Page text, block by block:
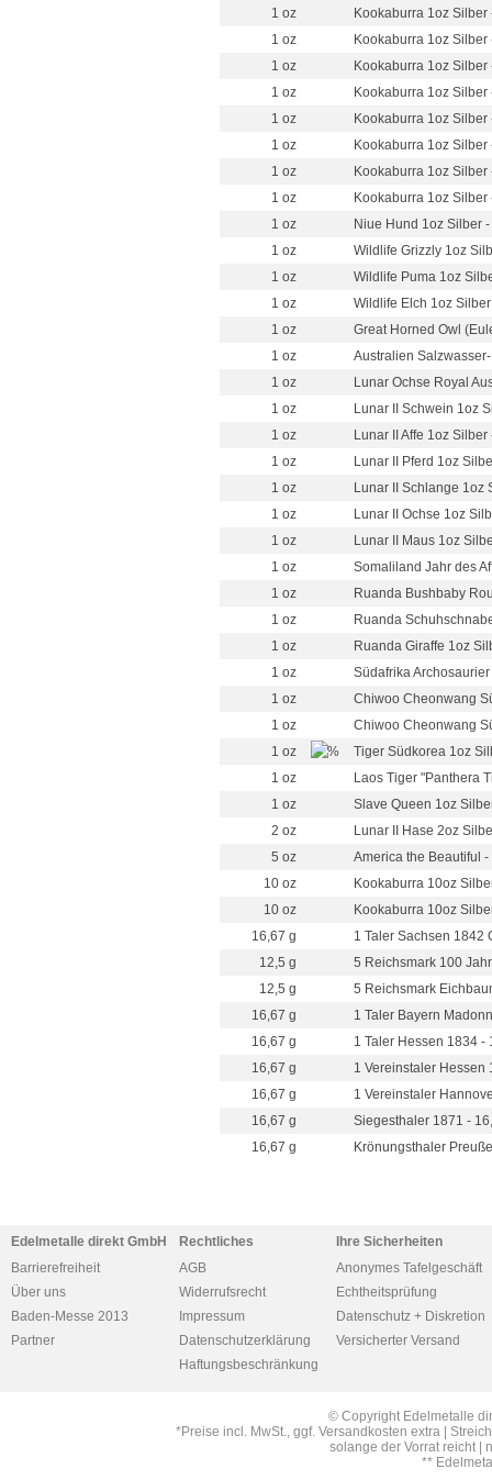
1 oz
Kookaburra 1oz Silber
1 oz
Kookaburra 1oz Silber
1 oz
Kookaburra 1oz Silber
1 oz
Kookaburra 1oz Silber
1 oz
Kookaburra 1oz Silber
1 oz
Kookaburra 1oz Silber
1 oz
Kookaburra 1oz Silber
1 oz
Kookaburra 1oz Silber
1 oz
Niue Hund 1oz Silber
1 oz
Wildlife Grizzly 1oz
1 oz
Wildlife Puma 1oz
1 oz
Wildlife Elch 1oz
1 oz
Great Horned Owl
1 oz
Australien
1 oz
Lunar Ochse Royal
1 oz
Lunar II Schwein 1oz
1 oz
Lunar II Affe 1oz Silber
1 oz
Lunar II Pferd 1oz
1 oz
Lunar II Schlange 1oz
1 oz
Lunar II Ochse 1oz
1 oz
Lunar II Maus 1oz
1 oz
Somaliland Jahr des
1 oz
Ruanda Bushbaby
1 oz
Ruanda
1 oz
Ruanda Giraffe 1oz
1 oz
Südafrika
1 oz
Chiwoo Cheonwang
1 oz
Chiwoo Cheonwang
1 oz
Tiger Südkorea 1oz
1 oz
Laos Tiger "Panthera
1 oz
Slave Queen 1oz
2 oz
Lunar II Hase 2oz
5 oz
America the Beautiful
10 oz
Kookaburra 10oz
10 oz
Kookaburra 10oz
16,67 g
1 Taler Sachsen 1842
12,5 g
5 Reichsmark 100
12,5 g
5 Reichsmark
16,67 g
1 Taler Bayern
16,67 g
1 Taler Hessen 1834 -
16,67 g
1 Vereinstaler Hessen
16,67 g
1 Vereinstaler
16,67 g
Siegesthaler 1871 -
16,67 g
Krönungsthaler
Edelmetalle direkt GmbH
Barrierefreiheit
Über uns
Baden-Messe 2013
Partner
Rechtliches
AGB
Widerrufsrecht
Impressum
Datenschutzerklärung
Haftungsbeschränkung
Ihre Sicherheiten
Anonymes Tafelgeschäft
Echtheitsprüfung
Datenschutz + Diskretion
Versicherter Versand
© Copyright Edelmetalle
*Preise incl. MwSt., ggf. Versandkosten extra |
solange der Vorrat reicht |
**